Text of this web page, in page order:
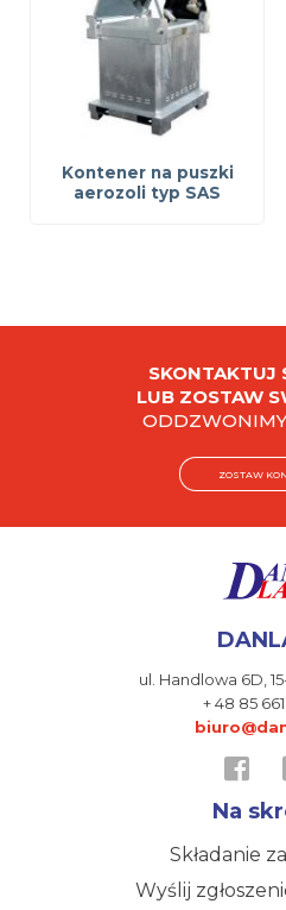
Kontener na puszki
aerozoli typ SAS
SKONTAKTUJ
LUB ZOSTAW
ZOSTAW
ul. Handlowa 6D,
+ 48 85
Na
Składanie
Wyślij